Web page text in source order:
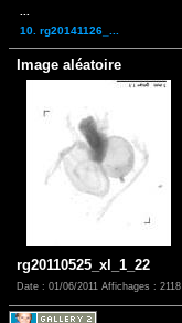
10. rg20141126_...
Image aléatoire
rg20110525_xl_1_22
Date : 01/06/2011 Affichages : 2118